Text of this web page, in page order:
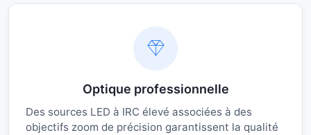
Optique professionnelle
Des sources LED à IRC élevé associées à des
objectifs zoom de précision garantissent la qualité